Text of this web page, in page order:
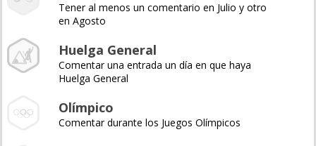
Tener al menos un comentario en Julio y otro
en Agosto
Huelga General
Comentar una entrada un día en que haya
Huelga General
Olímpico
Comentar durante los Juegos Olímpicos